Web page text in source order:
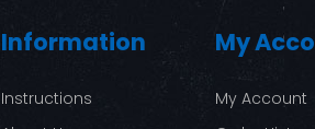
Information
Instructions
My
My Account